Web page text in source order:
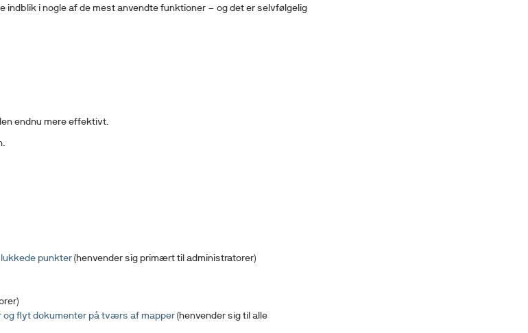
indblik i nogle af de mest anvendte funktioner – og det er selvfølgelig
endnu mere effektivt.
punkter(henvender sig primært til administratorer)
og flyt dokumenter på tværs af mapper(henvender sig til alle